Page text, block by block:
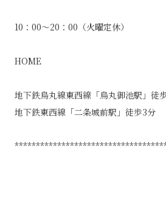
10：00～20：00（火曜定休）
HOME
地下鉄烏丸線東西線「烏丸御池駅」徒
地下鉄東西線「二条城前駅」徒歩3分